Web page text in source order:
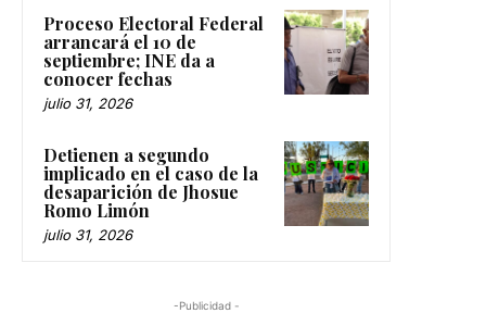
Proceso Electoral Federal
arrancará el 10 de
septiembre; INE da a
conocer fechas
julio 31, 2026
Detienen a segundo
implicado en el caso de la
desaparición de Jhosue
Romo Limón
julio 31, 2026
-Publicidad -